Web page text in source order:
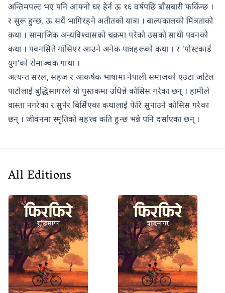
अन्तिमपल्ट भए पनि आफ्नो घर हेर्न ऊ १६ वर्षपछि बाँसबारी फर्किन्छ ।
र सुरू हुन्छ, ऊ सधैं भागिरहने अतीतको यात्रा । बाल्यकालको मित्रताको
कथा । सामाजिक अन्धविश्वासको चक्रमा परेको उसको साथी पवनको
कथा । पवनसितै गाँसिएर आउने अनेक पात्रहरूको कथा । र 'पोस्टकार्ड
युग'को रोमाञ्चक गाथा ।
अत्यन्त सरल, सहज र आकर्षक भाषामा नेपाली समाजको एउटा जटिल
पाटोलाई बुद्धिसागरले यो पुस्तकमा उधिन्ने कोसिस गरेका छन् । हामीले
वास्ता नगरेका र सुनेर बिर्सिएका कथालाई फेरि सुनाउने कोसिस गरेका
छन् । जीवनमा स्मृतिको महत्त्व कति हुन्छ भन्ने पनि दर्साएका छन् ।
All Editions